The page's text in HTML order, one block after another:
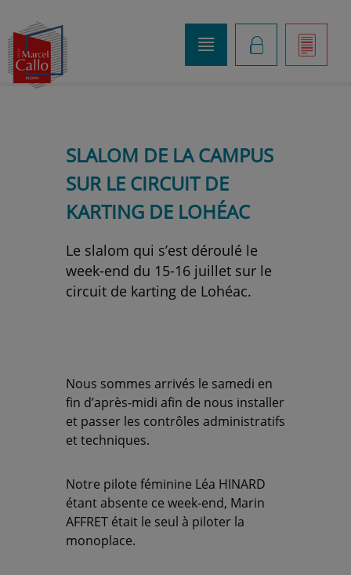
]
K
o
SLALOM DE LA CAMPUS
SUR LE CIRCUIT DE
KARTING DE LOHÉAC
Le slalom qui s’est déroulé le
week-end du 15-16 juillet sur le
circuit de karting de Lohéac.
Nous sommes arrivés le samedi en
fin d’après-midi afin de nous installer
et passer les contrôles administratifs
et techniques.
Notre pilote féminine Léa HINARD
étant absente ce week-end, Marin
AFFRET était le seul à piloter la
monoplace.